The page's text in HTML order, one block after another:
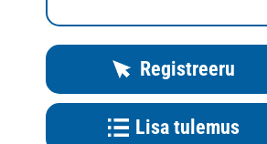
Registreeru
Lisa tulemus